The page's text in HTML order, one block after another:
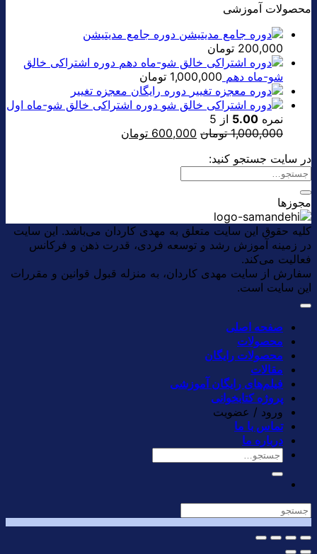
محصولات آموزشی
دوره جامع مدیتیشن
200,000 تومان
دوره اشتراکی خالق
شو-ماه دهم 1,000,000 تومان
دوره رایگان معجزه تغییر
دوره اشتراکی خالق شو-ماه اول
نمره 5.00 از 5
1,000,000 تومان قیمت
600,000 تومان
در سایت جستجو کنید:
مجوزها
کلیه حقوق این سایت متعلق به مهدی کاردان می‌باشد. این سایت
در زمینه آموزش رشد و توسعه فردی، قدرت ذهن و فرکانس
فعالیت می‌کند.
سفارش از سایت مهدی کاردان، به منزله قبول قوانین و مقررات
این سایت است.
صفحه اصلی
محصولات
محصولات رایگان
مقالات
فیلم‌های رایگان آموزشی
پروژه کتابخوانی
ورود / عضویت
تماس با ما
درباره ما
جستجو